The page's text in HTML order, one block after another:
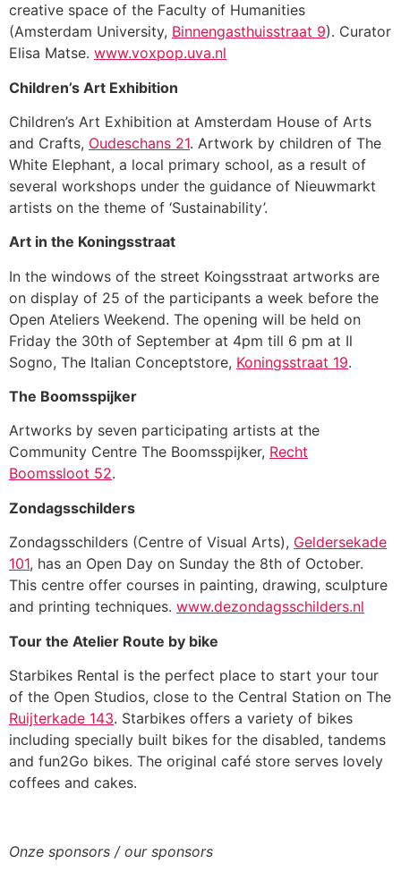
creative space of the Faculty of Humanities
(Amsterdam University, Binnengasthuisstraat 9). Curator
Elisa Matse. www.voxpop.uva.nl
Children’s Art Exhibition
Children’s Art Exhibition at Amsterdam House of Arts
and Crafts, Oudeschans 21. Artwork by children of The
White Elephant, a local primary school, as a result of
several workshops under the guidance of Nieuwmarkt
artists on the theme of ‘Sustainability’.
Art in the Koningsstraat
In the windows of the street Koingsstraat artworks are
on display of 25 of the participants a week before the
Open Ateliers Weekend. The opening will be held on
Friday the 30th of September at 4pm till 6 pm at Il
Sogno, The Italian Conceptstore, Koningsstraat 19.
The Boomsspijker
Artworks by seven participating artists at the
Community Centre The Boomsspijker, Recht
Boomssloot 52.
Zondagsschilders
Zondagsschilders (Centre of Visual Arts), Geldersekade
101, has an Open Day on Sunday the 8th of October.
This centre offer courses in painting, drawing, sculpture
and printing techniques. www.dezondagsschilders.nl
Tour the Atelier Route by bike
Starbikes Rental is the perfect place to start your tour
of the Open Studios, close to the Central Station on The
Ruijterkade 143. Starbikes offers a variety of bikes
including specially built bikes for the disabled, tandems
and fun2Go bikes. The original café store serves lovely
coffees and cakes.
Onze sponsors / our sponsors